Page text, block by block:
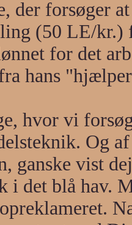
der forsøger
(50 LE/kr.)
for det
hans
hvor vi
Og
ganske vist
i det blå hav.